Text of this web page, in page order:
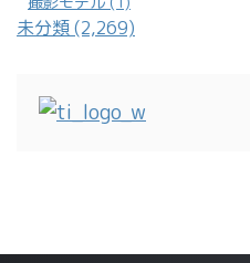
未分類 (2,269)